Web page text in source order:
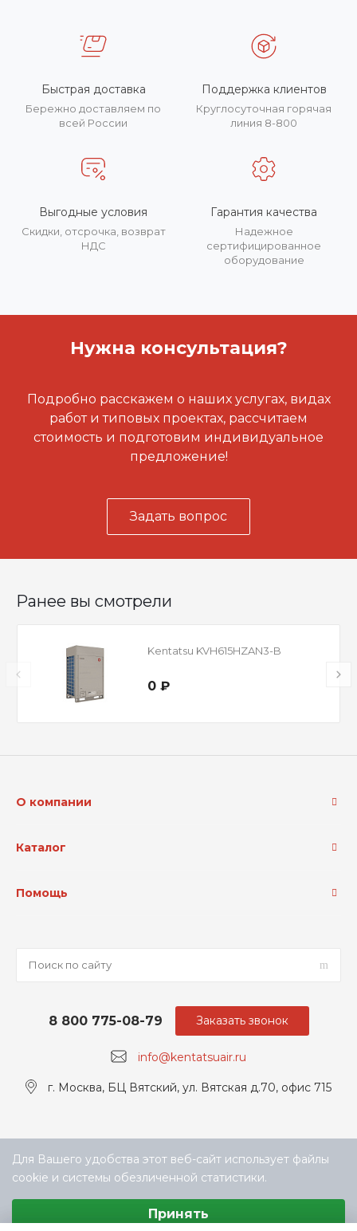
Быстрая доставка
Бережно доставляем по
всей России
Поддержка клиентов
Круглосуточная горячая
линия 8-800
Выгодные условия
Скидки, отсрочка, возврат
НДС
Гарантия качества
Надежное
сертифицированное
оборудование
Нужна консультация?
Подробно расскажем о наших услугах, видах
работ и типовых проектах, рассчитаем
стоимость и подготовим индивидуальное
предложение!
Задать вопрос
Ранее вы смотрели
Kentatsu KVH615HZAN3-B
0 ₽
О компании
Каталог
Помощь
info@kentatsuair.ru
8 800 775-08-79
г. Москва, БЦ Вятский, ул. Вятская д.70, офис 715
Заказать звонок
Для Вашего удобства этот веб-сайт использует файлы
cookie и системы обезличенной статистики.
Принять